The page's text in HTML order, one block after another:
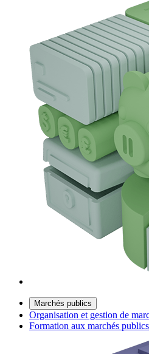
Marchés publics
Organisation et gestion de
Formation aux marchés publics